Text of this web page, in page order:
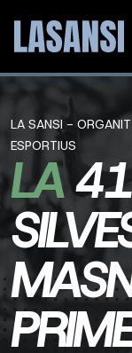
LA SANSI -
ESPORTIUS
LA